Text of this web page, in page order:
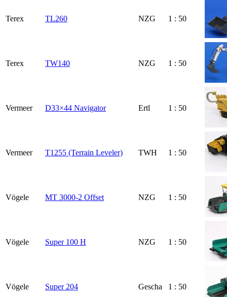
Terex TL260 NZG 1 : 50
Terex TW140 NZG 1 : 50
Vermeer D33×44 Navigator Ertl 1 : 50
Vermeer T1255 (Terrain Leveler) TWH 1 : 50
Vögele MT 3000-2 Offset NZG 1 : 50
Vögele Super 100 H NZG 1 : 50
Vögele Super 204 Gescha 1 : 50